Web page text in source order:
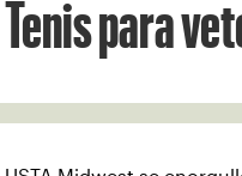
Tenis para